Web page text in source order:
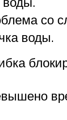
со
воды.